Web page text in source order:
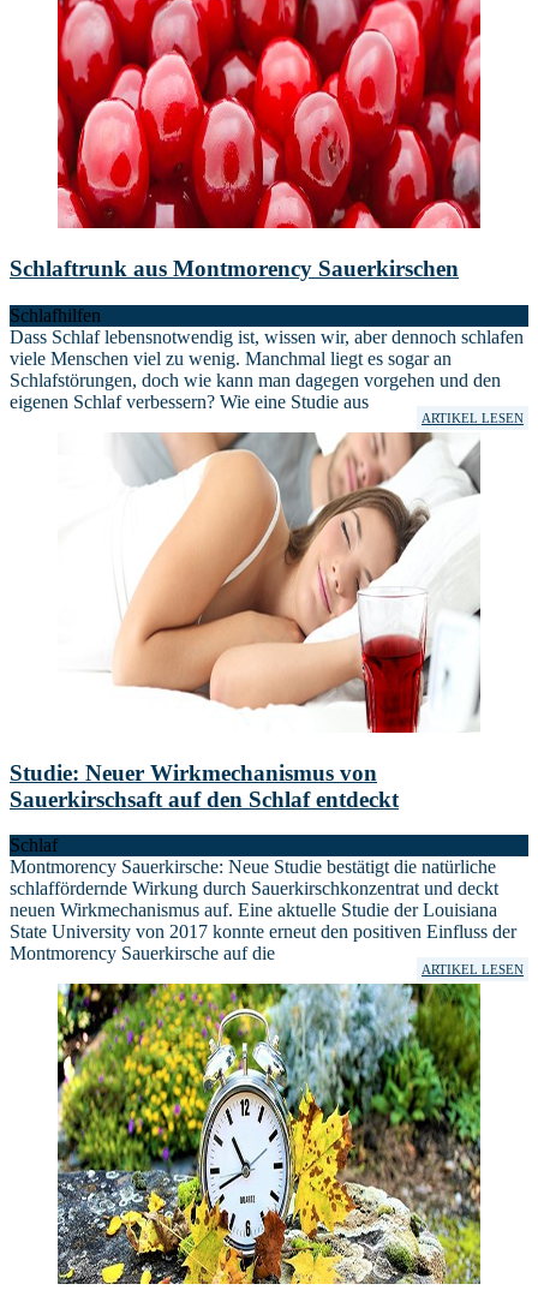
Schlaftrunk aus Montmorency Sauerkirschen
Schlafhilfen
Dass Schlaf lebensnotwendig ist, wissen wir, aber dennoch schlafen
viele Menschen viel zu wenig. Manchmal liegt es sogar an
Schlafstörungen, doch wie kann man dagegen vorgehen und den
eigenen Schlaf verbessern? Wie eine Studie aus
ARTIKEL LESEN
Studie: Neuer Wirkmechanismus von
Sauerkirschsaft auf den Schlaf entdeckt
Schlaf
Montmorency Sauerkirsche: Neue Studie bestätigt die natürliche
schlaffördernde Wirkung durch Sauerkirschkonzentrat und deckt
neuen Wirkmechanismus auf. Eine aktuelle Studie der Louisiana
State University von 2017 konnte erneut den positiven Einfluss der
Montmorency Sauerkirsche auf die
ARTIKEL LESEN